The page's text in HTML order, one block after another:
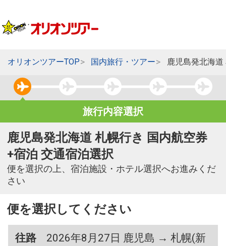
オリオンツアーTOP 国内旅行・ツアー 鹿児島発北海
旅行内容選択
鹿児島発北海道 札幌行き 国内航空券
+宿泊 交通宿泊選択
便を選択の上、宿泊施設・ホテル選択へお進みくだ
さい
便を選択してください
往路
2026年8月27日 鹿児島 → 札幌(新